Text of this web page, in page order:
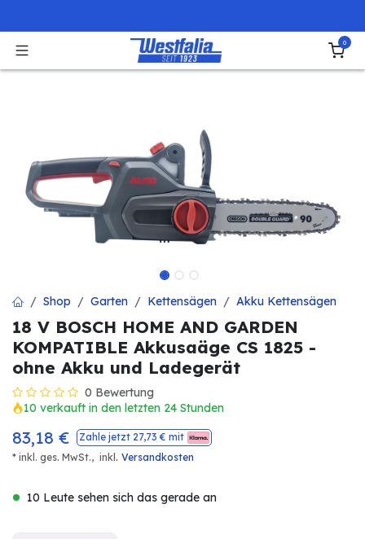
0
Shop Garten Kettensägen Akku Kettensägen
18 V BOSCH HOME AND GARDEN
KOMPATIBLE Akkusaäge CS 1825 -
ohne Akku und Ladegerät
0 Bewertung
10 verkauft in den letzten 24 Stunden
83,18 € Zahle jetzt 27,73 € mit
* inkl. ges. MwSt., inkl. Versandkosten
10 Leute sehen sich das gerade an